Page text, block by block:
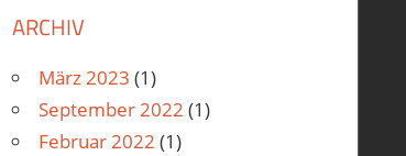
ARCHIV
März 2023 (1)
September 2022 (1)
Februar 2022 (1)